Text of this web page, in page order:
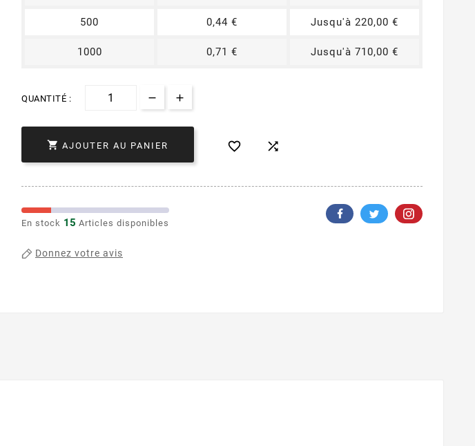
500 0,44 € Jusqu'à 220,00 €
1000 0,71 € Jusqu'à 710,00 €
QUANTITÉ :
 AJOUTER AU PANIER  
En stock 15 Articles disponibles
Donnez votre avis